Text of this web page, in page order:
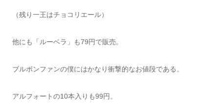
（残り一王はチョコリエール）
他にも「ルーベラ」も79円で販売。
ブルボンファンの僕にはかなり衝撃的なお値段である。
アルフォートの10本入りも99円。